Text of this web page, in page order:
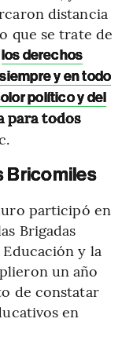
distancia
que se trate de
los derechos
y en todo
político y del
para todos
Bricomiles
participó en
Brigadas
y la
un año
de constatar
en